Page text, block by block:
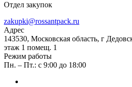
Отдел закупок
zakupki@rossantpack.ru
Адрес
143530, Московская область, г
этаж 1 помещ. 1
Режим работы
Пн. – Пт.: с 9:00 до 18:00